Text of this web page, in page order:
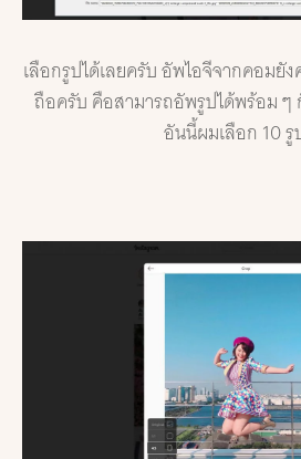
เลือกรูปได้เลยครับ อัพไอจีจากคอมยั
ถือครับ คือสามารถอัพรูปได้พร้อม ๆ
อันนี้ผมเลือก 10 รู